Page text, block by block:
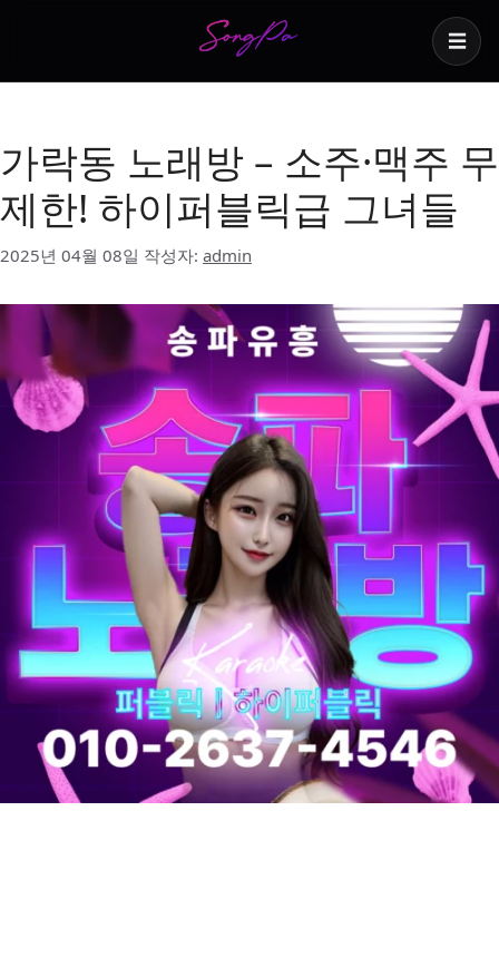
☰
가락동 노래방 – 소주·맥주 무
제한! 하이퍼블릭급 그녀들
2025년 04월 08일 작성자: admin